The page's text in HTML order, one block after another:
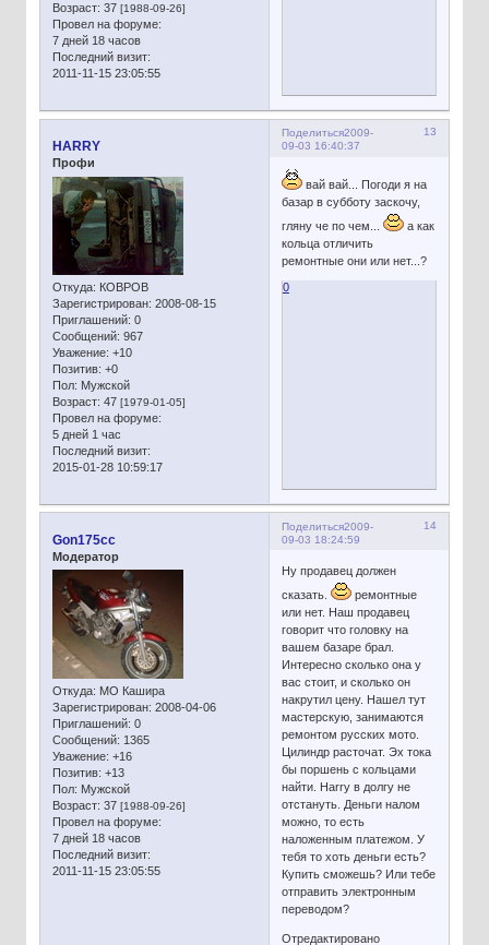
Возраст: 37 [1988-09-26]
Провел на форуме:
7 дней 18 часов
Последний визит:
2011-11-15 23:05:55
Поделиться 13
2009-
09-03 16:40:37
HARRY
Профи
Откуда: КОВРОВ
Зарегистрирован: 2008-08-15
Приглашений: 0
Сообщений: 967
Уважение: +10
Позитив: +0
Пол: Мужской
Возраст: 47 [1979-01-05]
Провел на форуме:
5 дней 1 час
Последний визит:
2015-01-28 10:59:17
вай вай... Погоди я на
базар в субботу заскочу,
гляну че по чем...
а как
кольца отличить
ремонтные они или нет...?
0
Поделиться 14
2009-
09-03 18:24:59
Gon175cc
Модератор
Откуда: МО Кашира
Зарегистрирован: 2008-04-06
Приглашений: 0
Сообщений: 1365
Уважение: +16
Позитив: +13
Пол: Мужской
Возраст: 37 [1988-09-26]
Провел на форуме:
7 дней 18 часов
Последний визит:
2011-11-15 23:05:55
Ну продавец должен
сказать.
ремонтные
или нет. Наш продавец
говорит что головку на
вашем базаре брал.
Интересно сколько она у
вас стоит, и сколько он
накрутил цену. Нашел тут
мастерскую, занимаются
ремонтом русских мото.
Цилиндр расточат. Эх тока
бы поршень с кольцами
найти. Hаrry в долгу не
отстануть. Деньги налом
можно, то есть
наложенным платежом. У
тебя то хоть деньги есть?
Купить сможешь? Или тебе
отправить электронным
переводом?
Отредактировано